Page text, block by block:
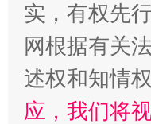
实，有权先
网根据有关
述权和知情
应，我们将